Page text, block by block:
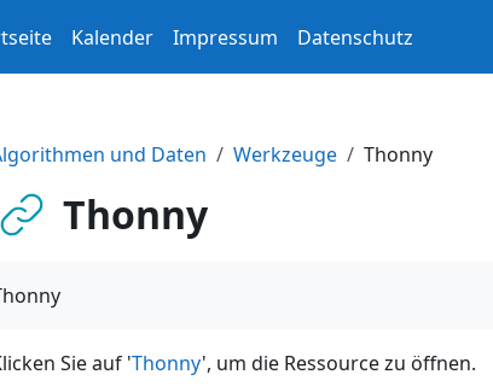
Kalender Impressum Datenschutz
und Daten Werkzeuge Thonny
Thonny
Sie auf 'Thonny', um die Ressource zu öffnen.